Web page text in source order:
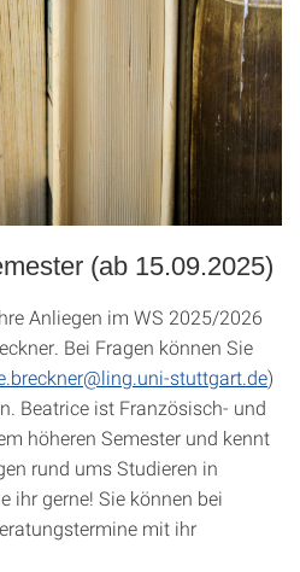
(ab 15.09.2025)
Anliegen im WS 2025/2026
Bei Fragen können Sie
stuttgart.de)
Beatrice ist Französisch- und
höheren Semester und kennt
rund ums Studieren in
ihr gerne! Sie können bei
mit ihr